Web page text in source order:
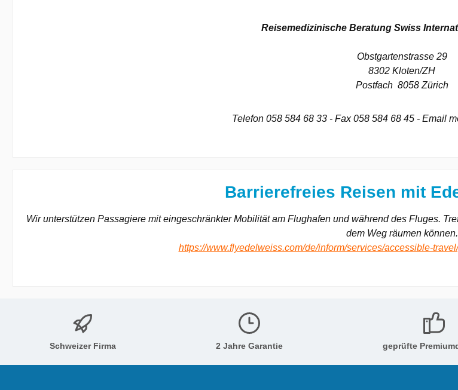
Reisemedizinische Beratung Swiss
Obstgartenstrasse 29
8302 Kloten/ZH
Postfach 8058 Zürich
Telefon 058 584 68 33 - Fax 058 584 68 45 - Email
Barrierefreies Reisen mit
Wir unterstützen Passagiere mit eingeschränkter Mobilität am Flughafen und während des Fluges.
dem Weg räumen können.
https://www.flyedelweiss.com/de/inform/services/accessible-
Schweizer Firma 2 Jahre Garantie geprüfte